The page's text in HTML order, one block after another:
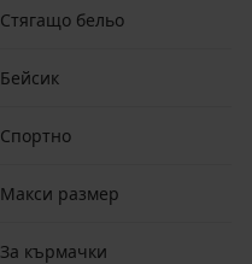
Стягащо бельо
Бейсик
Спортно
Макси размер
За кърмачки